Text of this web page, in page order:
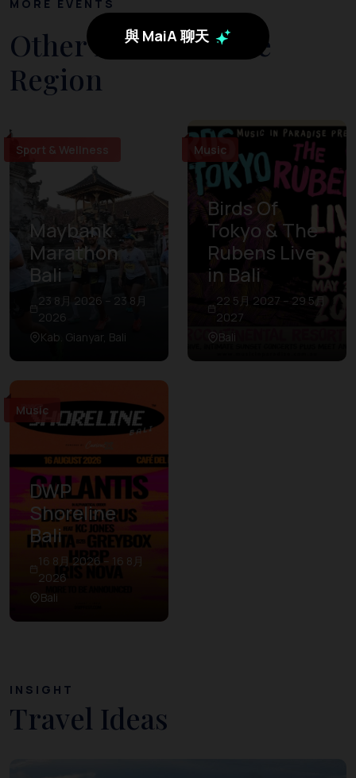
與 MaiA 聊天
MORE EVENTS
Other Events in The
Region
Sport & Wellness
Maybank
Marathon
Bali
23 8月 2026 – 23 8月
2026
Kab. Gianyar, Bali
Music
Birds Of
Tokyo & The
Rubens Live
in Bali
22 5月 2027 – 29 5月
2027
Bali
Music
DWP
Shoreline
Bali
16 8月 2026 – 16 8月
2026
Bali
INSIGHT
Travel Ideas